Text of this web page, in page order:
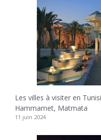
Les villes à visiter en
Hammamet, Matmata
11 juin 2024